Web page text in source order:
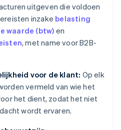
uitgeven die voldoen
inzake belasting
waarde (btw) en
, met name voor B2B-
voor de klant: Op elk
vermeld van wie het
het dient, zodat het niet
wordt ervaren.